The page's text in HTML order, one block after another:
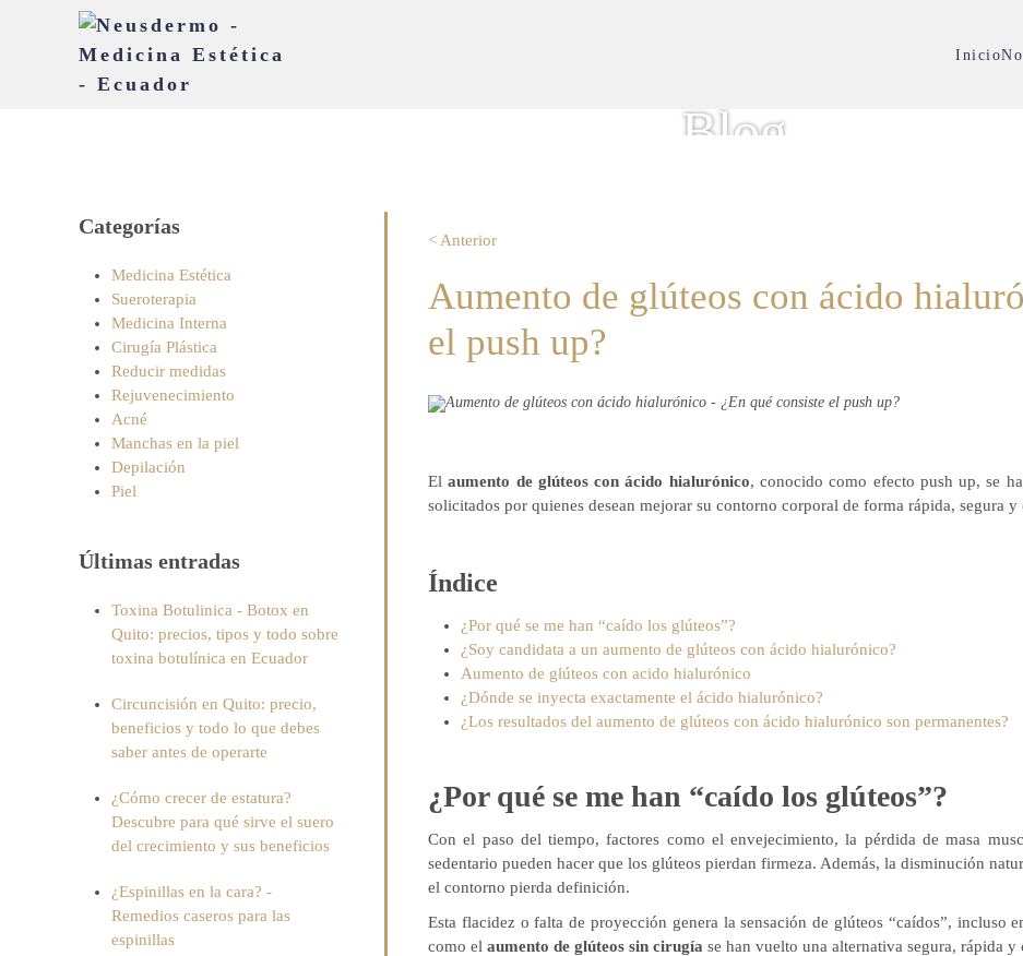
Inicio
Blog
< Anterior
Aumento de glúteos con ácido
el push up?
Elaumento de glúteos con ácido hialurónico, conocido como efecto push up, se
solicitados por quienes desean mejorar su contorno corporal de forma rápida, segura
Índice
¿Por qué se me han “caído los glúteos”?
¿Soy candidata a un aumento de glúteos con ácido hialurónico?
Aumento de glúteos con acido hialurónico
¿Dónde se inyecta exactamente el ácido hialurónico?
¿Los resultados del aumento de glúteos con ácido hialurónico son permanentes?
¿Por qué se me han “caído los glúteos”?
Con el paso del tiempo, factores como el envejecimiento, la pérdida de masa
sedentario pueden hacer que los glúteos pierdan firmeza. Además, la disminución
el contorno pierda definición.
Esta flacidez o falta de proyección genera la sensación de glúteos “caídos”, incluso
como el aumento de glúteos sin cirugía se han vuelto una alternativa segura, rápida y
Categorías
Medicina Estética
Sueroterapia
Medicina Interna
Cirugía Plástica
Reducir medidas
Rejuvenecimiento
Acné
Manchas en la piel
Depilación
Piel
Últimas entradas
Toxina Botulinica - Botox en
Quito: precios, tipos y todo sobre
toxina botulínica en Ecuador
Circuncisión en Quito: precio,
beneficios y todo lo que debes
saber antes de operarte
¿Cómo crecer de estatura?
Descubre para qué sirve el suero
del crecimiento y sus beneficios
¿Espinillas en la cara? -
Remedios caseros para las
espinillas